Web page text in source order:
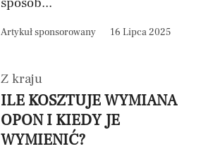
Artykuł sponsorowany 16 Lipca 2025
Z kraju
ILE KOSZTUJE WYMIANA
OPON I KIEDY JE
WYMIENIĆ?